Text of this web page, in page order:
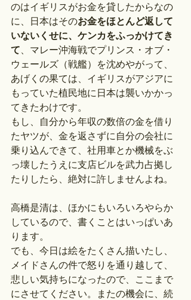
のはイギリスがお金を貸したからなの
に、日本はそのお金をほとんど返して
いないくせに、ケンカをふっかけてき
て、マレー沖海戦でプリンス・オブ・
ウェールズ（戦艦）を沈めやがって、
あげくの果ては、イギリスがアジアに
もっていた植民地に日本は襲いかかっ
てきたわけです。
もし、自分から年収の数倍の金を借り
たヤツが、金を返さずに自分の会社に
乗り込んできて、社用車とか機械をぶ
っ壊したうえに支店ビルを武力占拠し
たりしたら、絶対に許しませんよね。
高橋是清は、ほかにもいろいろやらか
しているので、書くことはいっぱいあ
ります。
でも、今日は絵をたくさん描いたし、
メイドさんの件で怒りを通り越して、
悲しい気持ちになったので、ここまで
にさせてください。またの機会に、続